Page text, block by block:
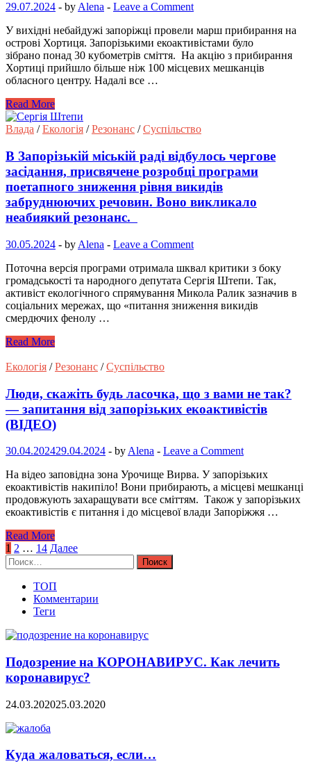
29.07.2024 - by Alena - Leave a Comment
У вихідні небайдужі запоріжці провели марш прибирання на
острові Хортиця. Запорізькими екоактивістами було
зібрано понад 30 кубометрів сміття. На акцію з прибирання
Хортиці прийшло більше ніж 100 місцевих мешканців
обласного центру. Надалі все …
Read More
Влада /Екологія /Резонанс /Суспільство
В Запорізькій міській раді відбулось чергове
засідання, присвячене розробці програми
поетапного зниження рівня викидів
забруднюючих речовин. Воно викликало
неабиякий резонанс.
30.05.2024 - by Alena - Leave a Comment
Поточна версія програми отримала шквал критики з боку
громадськості та народного депутата Сергія Штепи. Так,
активіст екологічного спрямування Микола Ралик зазначив в
соціальних мережах, що «питання зниження викидів
смердючих фенолу …
Read More
Екологія /Резонанс /Суспільство
Люди, скажіть будь ласочка, що з вами не так?
— запитання від запорізьких екоактивістів
(ВІДЕО)
30.04.202429.04.2024 - by Alena - Leave a Comment
На відео заповідна зона Урочище Вирва. У запорізьких
екоактивістів накипіло! Вони прибирають, а місцеві мешканці
продовжують захаращувати все сміттям. Також у запорізьких
екоактивістів є питання і до місцевої влади Запоріжжя …
Read More
Навигация
по
записям
1 2 … 14 Далее
Найти:
ТОП
Комментарии
Теги
Подозрение на КОРОНАВИРУС. Как лечить
коронавирус?
24.03.202025.03.2020
Куда жаловаться, если…